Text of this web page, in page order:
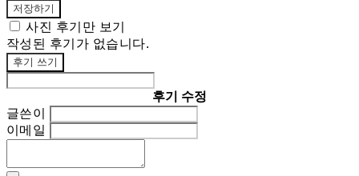
저장하기
사진 후기만 보기
작성된 후기가 없습니다.
후기 쓰기
후기 수정
글쓴이
이메일